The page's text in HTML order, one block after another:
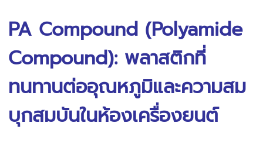
PA Compound (Polyamide
Compound): พลาสติกที่
ทนทานต่ออุณหภูมิและความสม
บุกสมบันในห้องเครื่องยนต์